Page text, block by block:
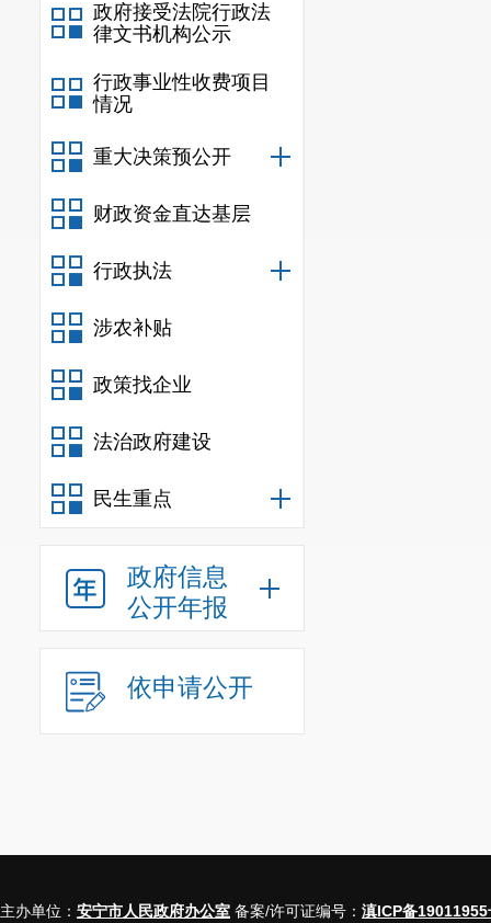
政府接受法院行政法
律文书机构公示
行政事业性收费项目
情况
重大决策预公开
财政资金直达基层
行政执法
涉农补贴
政策找企业
法治政府建设
民生重点
政府信息
公开年报
依申请公开
主办单位： 安宁市人民政府办公室 备案/许可证编号： 滇ICP备